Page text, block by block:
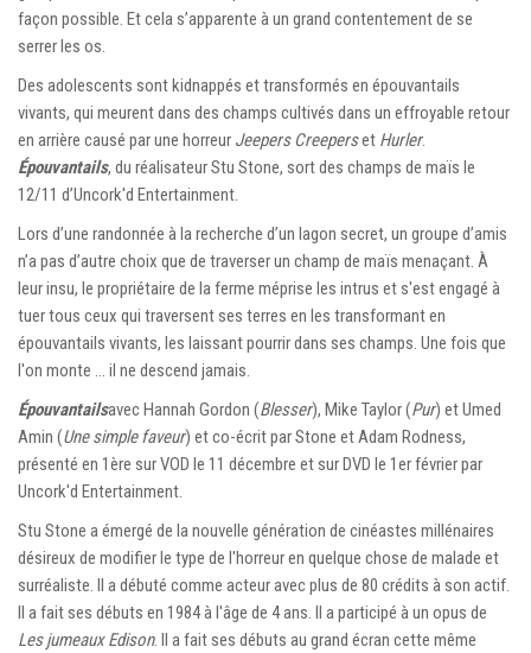
façon possible. Et cela s’apparente à un grand contentement de se
serrer les os.
Des adolescents sont kidnappés et transformés en épouvantails
vivants, qui meurent dans des champs cultivés dans un effroyable retour
en arrière causé par une horreur Jeepers Creeperset Hurler.
Épouvantails, du réalisateur Stu Stone, sort des champs de maïs le
12/11 d’Uncork'd Entertainment.
Lors d’une randonnée à la recherche d’un lagon secret, un groupe d’amis
n’a pas d’autre choix que de traverser un champ de maïs menaçant. À
leur insu, le propriétaire de la ferme méprise les intrus et s'est engagé à
tuer tous ceux qui traversent ses terres en les transformant en
épouvantails vivants, les laissant pourrir dans ses champs. Une fois que
l'on monte … il ne descend jamais.
Épouvantailsavec Hannah Gordon (Blesser), Mike Taylor (Pur) et Umed
Amin (Une simple faveur) et co-écrit par Stone et Adam Rodness,
présenté en 1ère sur VOD le 11 décembre et sur DVD le 1er février par
Uncork'd Entertainment.
Stu Stone a émergé de la nouvelle génération de cinéastes millénaires
désireux de modifier le type de l'horreur en quelque chose de malade et
surréaliste. Il a débuté comme acteur avec plus de 80 crédits à son actif.
Il a fait ses débuts en 1984 à l'âge de 4 ans. Il a participé à un opus de
Les jumeaux Edison. Il a fait ses débuts au grand écran cette même